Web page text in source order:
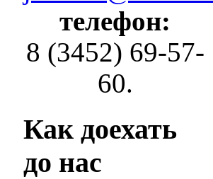
телефон:
8 (3452) 69-57-
60.
Как доехать
до нас